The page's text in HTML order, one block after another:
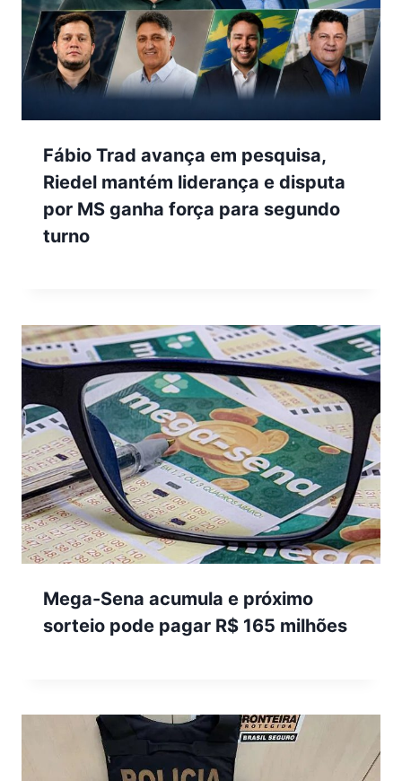
Fábio Trad avança em pesquisa,
Riedel mantém liderança e disputa
por MS ganha força para segundo
turno
Mega-Sena acumula e próximo
sorteio pode pagar R$ 165 milhões